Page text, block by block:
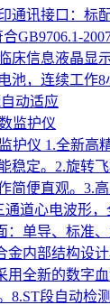
通讯接口：标
GB9706.1-
床信息液晶显
池，连续工作
动适应
护仪 1.全新高
稳定。2.旋转
简便直观。3.
通道心电波形
：单导、标准
金内部结构设
用全新的数字
8.ST段自动检